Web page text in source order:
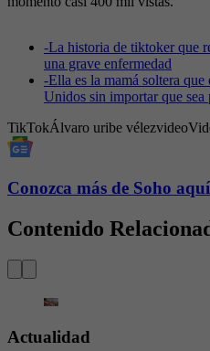
-La historia de tiktoker que
una grave enfermedad
-Ella es la mamá soltera
Unidos sin importar que sea
TikTokÁlvaro uribe vélezvideo
Conozca más de Soho aquí
Contenido
Actualidad